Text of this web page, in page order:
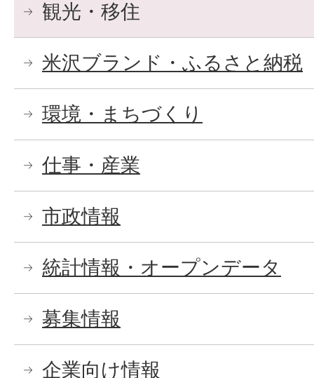
観光・移住
米沢ブランド・ふるさと納税
環境・まちづくり
仕事・産業
市政情報
統計情報・オープンデータ
募集情報
企業向け情報